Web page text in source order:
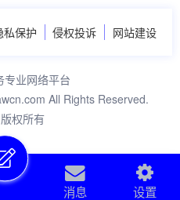
私保护 侵权投诉 网站建设
专业网络平台
All Rights Reserved.
权所有
消息 设置